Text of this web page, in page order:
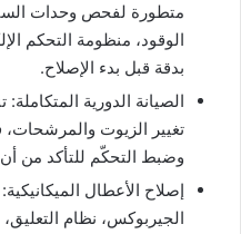
متطورة لفحص وحدات
الوقود، منظومة التحكم
بدقة قبل بدء الإصلاح.
الصيانة الدورية
تغيير الزيوت
وضبط التحكّم للتأكد من
إصلاح الأعطال
الجيربوكس، نظام